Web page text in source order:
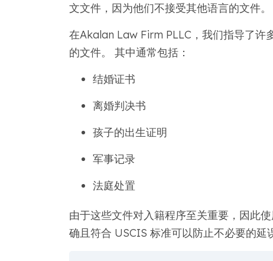
文文件，因为他们不接受其他语言的文件。
在Akalan Law Firm PLLC，我们指导了许
的文件。 其中通常包括：
结婚证书
离婚判决书
孩子的出生证明
军事记录
法庭处置
由于这些文件对入籍程序至关重要，因此
确且符合 USCIS 标准可以防止不必要的延